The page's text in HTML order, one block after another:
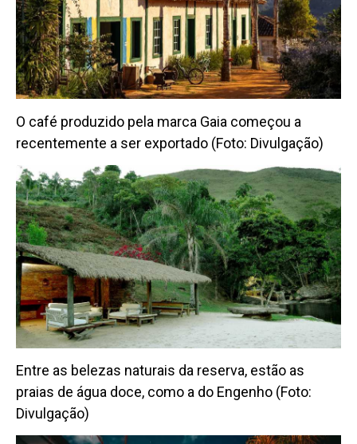
O café produzido pela marca Gaia começou a
recentemente a ser exportado (Foto: Divulgação)
Entre as belezas naturais da reserva, estão as
praias de água doce, como a do Engenho (Foto:
Divulgação)